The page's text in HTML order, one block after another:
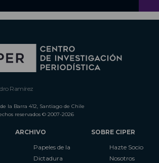
Ramírez
la Barra 412, Santiago de Chile
reservados © 2007-2026
ARCHIVO
Papeles de la
Dictadura
SOBRE CIPER
Hazte Socio
Nosotros